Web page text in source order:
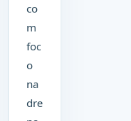
co
m
foc
o
na
dre